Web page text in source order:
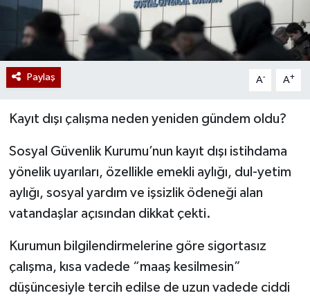
Paylaş A- A+
Kayıt dışı çalışma neden yeniden gündem oldu?
Sosyal Güvenlik Kurumu’nun kayıt dışı istihdama
yönelik uyarıları, özellikle emekli aylığı, dul-yetim
aylığı, sosyal yardım ve işsizlik ödeneği alan
vatandaşlar açısından dikkat çekti.
Kurumun bilgilendirmelerine göre sigortasız
çalışma, kısa vadede “maaş kesilmesin”
düşüncesiyle tercih edilse de uzun vadede ciddi